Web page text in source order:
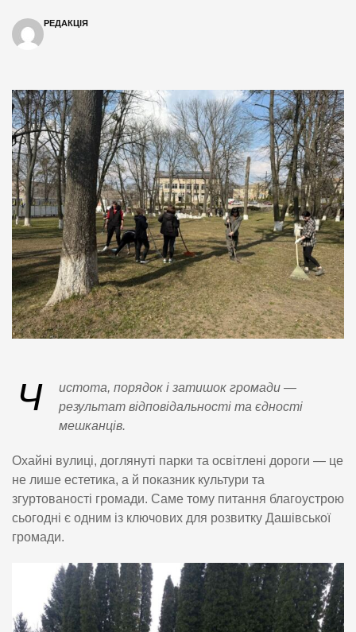
РЕДАКЦІЯ
Ч
истота, порядок і затишок громади —
результат відповідальності та єдності
мешканців.
Охайні вулиці, доглянуті парки та освітлені дороги — це
не лише естетика, а й показник культури та
згуртованості громади. Саме тому питання благоустрою
сьогодні є одним із ключових для розвитку Дашівської
громади.